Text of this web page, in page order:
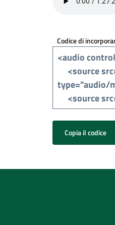
Codice di
Copia il codice